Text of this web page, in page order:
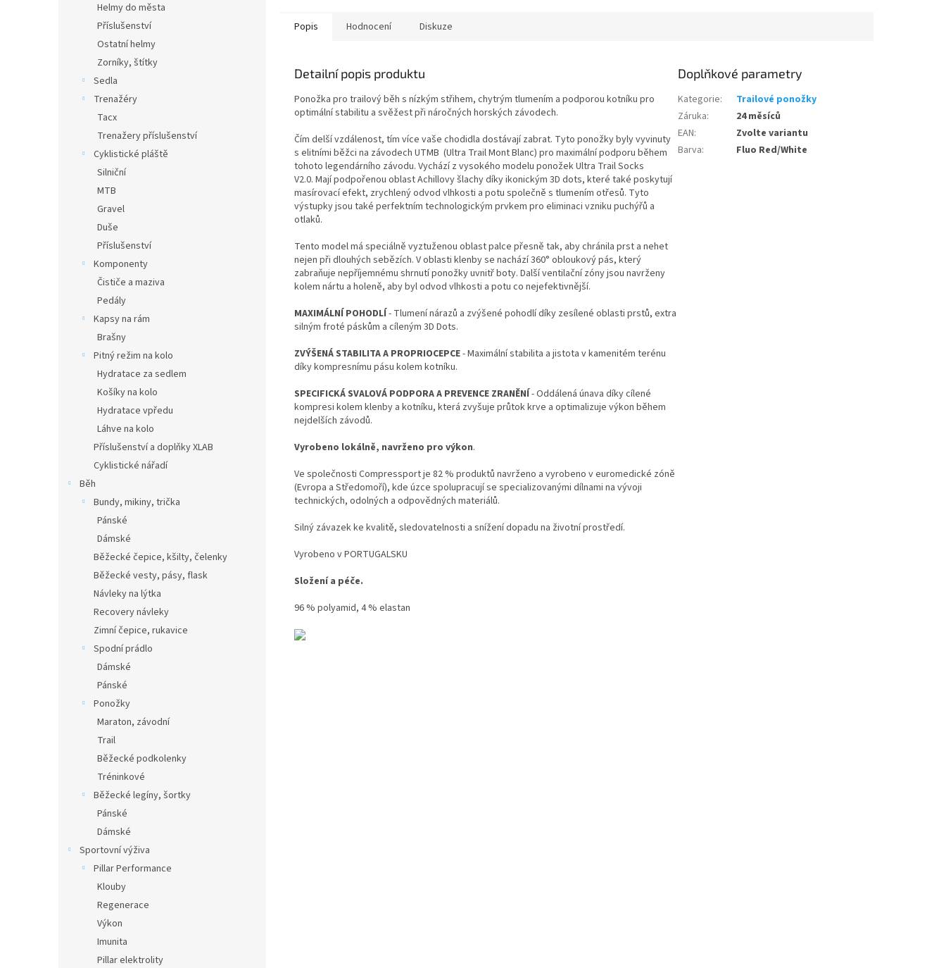
Helmy do města
Příslušenství
Ostatní helmy
Zorníky, štítky
Sedla
Trenažéry
Tacx
Trenažery příslušenství
Cyklistické pláště
Silniční
MTB
Gravel
Duše
Příslušenství
Komponenty
Čističe a maziva
Pedály
Kapsy na rám
Brašny
Pitný režim na kolo
Hydratace za sedlem
Košíky na kolo
Hydratace vpředu
Láhve na kolo
Příslušenství a doplňky XLAB
Cyklistické nářadí
Běh
Bundy, mikiny, trička
Pánské
Dámské
Běžecké čepice, kšilty, čelenky
Běžecké vesty, pásy, flask
Návleky na lýtka
Recovery návleky
Zimní čepice, rukavice
Spodní prádlo
Dámské
Pánské
Ponožky
Maraton, závodní
Trail
Běžecké podkolenky
Tréninkové
Běžecké legíny, šortky
Pánské
Dámské
Sportovní výživa
Pillar Performance
Klouby
Regenerace
Výkon
Imunita
Pillar elektrolity
Popis Hodnocení Diskuze
Detailní popis produktu
Ponožka pro trailový běh s nízkým střihem, chytrým tlumením a podporou kotníku pro
optimální stabilitu a svěžest při náročných horských závodech.
Čím delší vzdálenost, tím více vaše chodidla dostávají zabrat. Tyto ponožky byly vyvinuty
s elitními běžci na závodech UTMB (Ultra Trail Mont Blanc) pro maximální podporu během
tohoto legendárního závodu. Vychází z vysokého modelu ponožek Ultra Trail Socks
V2.0. Mají podpořenou oblast Achillovy šlachy díky ikonickým 3D dots, které také poskytují
masírovací efekt, zrychlený odvod vlhkosti a potu společně s tlumením otřesů. Tyto
výstupky jsou také perfektním technologickým prvkem pro eliminaci vzniku puchýřů a
otlaků.
Tento model má speciálně vyztuženou oblast palce přesně tak, aby chránila prst a nehet
nejen při dlouhých sebězích. V oblasti klenby se nachází 360° obloukový pás, který
zabraňuje nepříjemnému shrnutí ponožky uvnitř boty. Další ventilační zóny jsou navrženy
kolem nártu a holeně, aby byl odvod vlhkosti a potu co nejefektivnější.
MAXIMÁLNÍ POHODLÍ- Tlumení nárazů a zvýšené pohodlí díky zesílené oblasti prstů, extra
silným froté páskům a cíleným 3D Dots.
ZVÝŠENÁ STABILITA A PROPRIOCEPCE- Maximální stabilita a jistota v kamenitém terénu
díky kompresnímu pásu kolem kotníku.
SPECIFICKÁ SVALOVÁ PODPORA A PREVENCE ZRANĚNÍ- Oddálená únava díky cílené
kompresi kolem klenby a kotníku, která zvyšuje průtok krve a optimalizuje výkon během
nejdelších závodů.
Vyrobeno lokálně, navrženo pro výkon.
Ve společnosti Compressport je 82 % produktů navrženo a vyrobeno v euromedické zóně
(Evropa a Středomoří), kde úzce spolupracují se specializovanými dílnami na vývoji
technických, odolných a odpovědných materiálů.
Silný závazek ke kvalitě, sledovatelnosti a snížení dopadu na životní prostředí.
Vyrobeno v PORTUGALSKU
Složení a péče.
96 % polyamid, 4 % elastan
Doplňkové parametry
Kategorie:
Trailové ponožky
Záruka:
24 měsíců
EAN:
Zvolte variantu
Barva: Fluo Red/White